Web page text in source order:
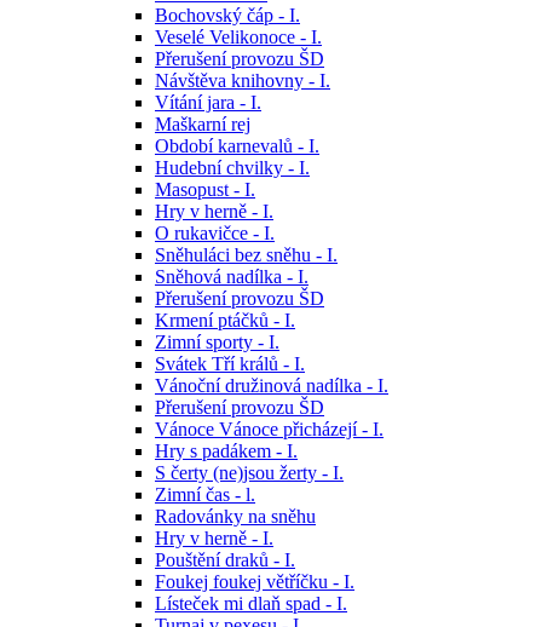
Bochovský čáp - I.
Veselé Velikonoce - I.
Přerušení provozu ŠD
Návštěva knihovny - I.
Vítání jara - I.
Maškarní rej
Období karnevalů - I.
Hudební chvilky - I.
Masopust - I.
Hry v herně - I.
O rukavičce - I.
Sněhuláci bez sněhu - I.
Sněhová nadílka - I.
Přerušení provozu ŠD
Krmení ptáčků - I.
Zimní sporty - I.
Svátek Tří králů - I.
Vánoční družinová nadílka - I.
Přerušení provozu ŠD
Vánoce Vánoce přicházejí - I.
Hry s padákem - I.
S čerty (ne)jsou žerty - I.
Zimní čas - l.
Radovánky na sněhu
Hry v herně - I.
Pouštění draků - I.
Foukej foukej větříčku - I.
Lísteček mi dlaň spad - I.